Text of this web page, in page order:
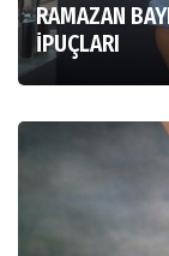
RAMAZAN
İPUÇLARI